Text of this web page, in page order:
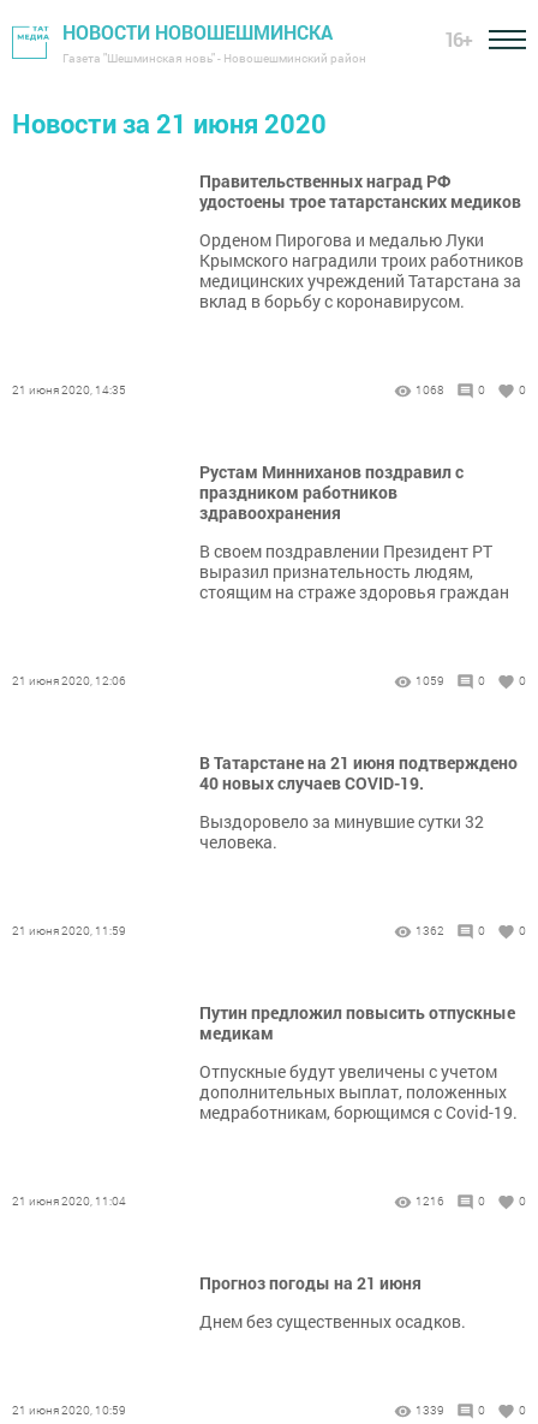
НОВОСТИ НОВОШЕШМИНСКА
Газета "Шешминская новь" - Новошешминский район
16+
Новости за 21 июня 2020
Правительственных наград РФ
удостоены трое татарстанских медиков
Орденом Пирогова и медалью Луки
Крымского наградили троих работников
медицинских учреждений Татарстана за
вклад в борьбу с коронавирусом.
21 июня 2020, 14:35 1068 0 0
Рустам Минниханов поздравил с
праздником работников
здравоохранения
В своем поздравлении Президент РТ
выразил признательность людям,
стоящим на страже здоровья граждан
21 июня 2020, 12:06 1059 0 0
В Татарстане на 21 июня подтверждено
40 новых случаев COVID-19.
Выздоровело за минувшие сутки 32
человека.
21 июня 2020, 11:59 1362 0 0
Путин предложил повысить отпускные
медикам
Отпускные будут увеличены с учетом
дополнительных выплат, положенных
медработникам, борющимся с Covid-19.
21 июня 2020, 11:04 1216 0 0
Прогноз погоды на 21 июня
Днем без существенных осадков.
21 июня 2020, 10:59 1339 0 0